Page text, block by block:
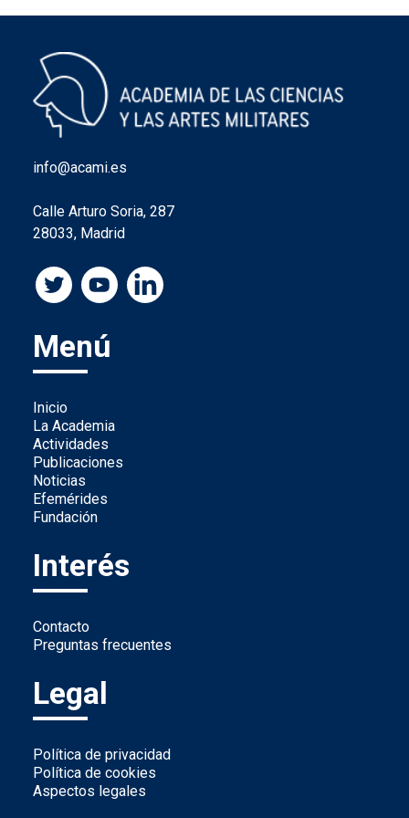
info@acami.es
Calle Arturo Soria, 287
28033, Madrid
Menú
Inicio
La Academia
Actividades
Publicaciones
Noticias
Efemérides
Fundación
Interés
Contacto
Preguntas frecuentes
Legal
Política de privacidad
Política de cookies
Aspectos legales